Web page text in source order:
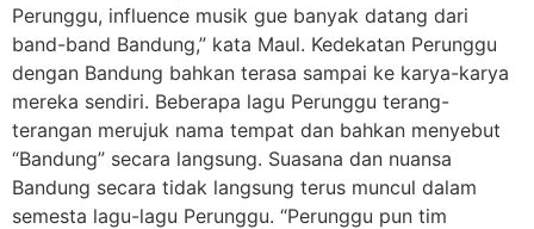
Perunggu, influence musik gue banyak datang dari
band-band Bandung,” kata Maul. Kedekatan Perunggu
dengan Bandung bahkan terasa sampai ke karya-karya
mereka sendiri. Beberapa lagu Perunggu terang-
terangan merujuk nama tempat dan bahkan menyebut
“Bandung” secara langsung. Suasana dan nuansa
Bandung secara tidak langsung terus muncul dalam
semesta lagu-lagu Perunggu. “Perunggu pun tim